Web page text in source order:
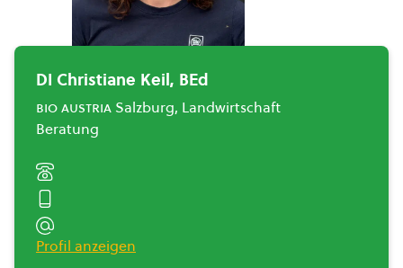
DI Christiane Keil, BEd
bio austria Salzburg, Landwirtschaft
Beratung
Profil anzeigen